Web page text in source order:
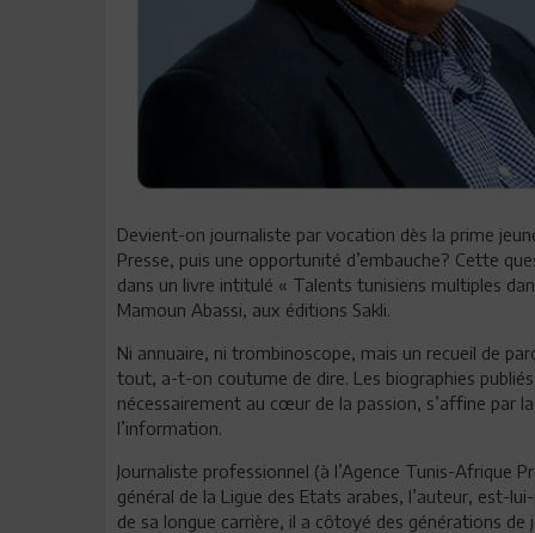
Devient-on journaliste par vocation dès la prime
Presse, puis une opportunité d’embauche? Cette
dans un livre intitulé « Talents tunisiens multiples
Mamoun Abassi, aux éditions Sakli.
Ni annuaire, ni trombinoscope, mais un recueil de
tout, a-t-on coutume de dire. Les biographies
nécessairement au cœur de la passion, s’affine par
l’information.
Journaliste professionnel (à l’Agence Tunis-Afrique
général de la Ligue des Etats arabes, l’auteur, est-
de sa longue carrière, il a côtoyé des générations